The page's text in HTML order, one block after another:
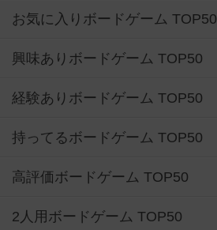
お気に入りボードゲーム TOP50
興味ありボードゲーム TOP50
経験ありボードゲーム TOP50
持ってるボードゲーム TOP50
高評価ボードゲーム TOP50
2人用ボードゲーム TOP50